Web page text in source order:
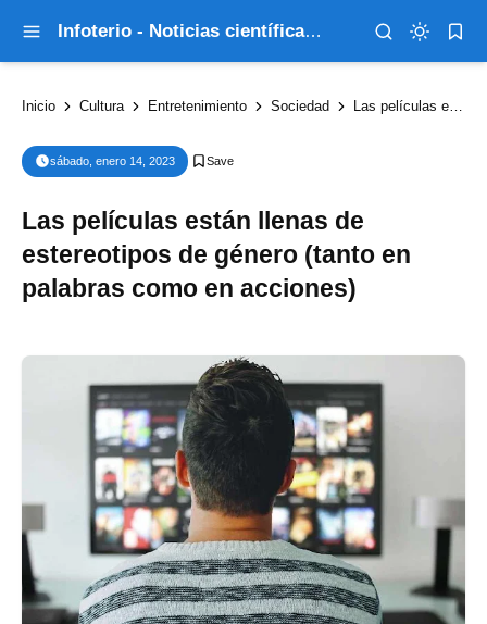
Infoterio - Noticias científicas que explican el mundo
Inicio Cultura Entretenimiento Sociedad Las películas están llenas de estereotipos de género (tanto en palabras como en acciones)
sábado, enero 14, 2023
Las películas están llenas de
estereotipos de género (tanto en
palabras como en acciones)